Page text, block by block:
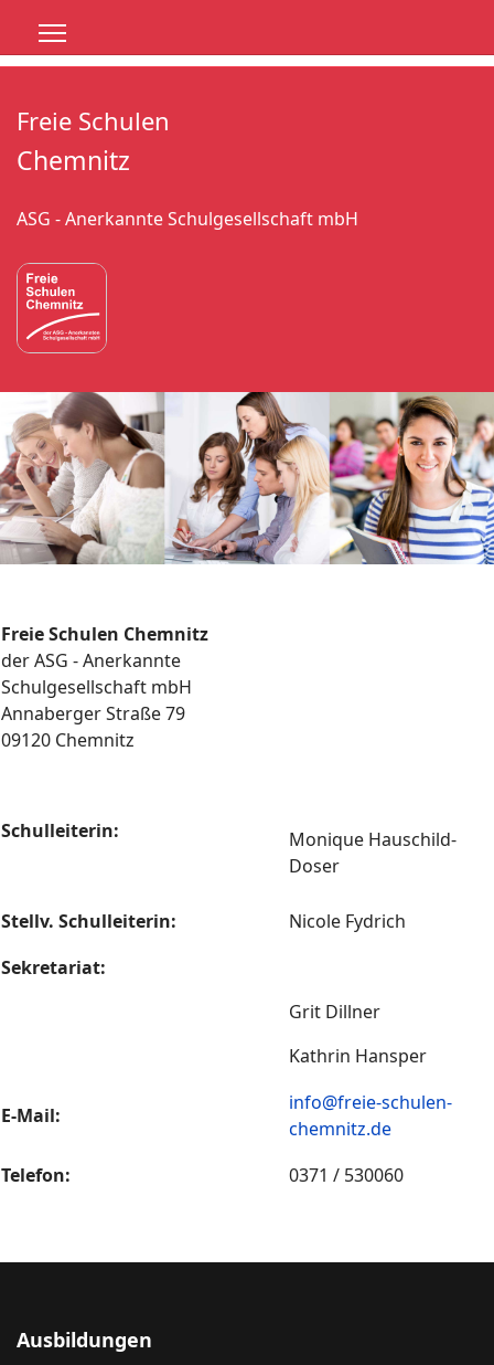
Freie Schulen
Chemnitz
ASG - Anerkannte Schulgesellschaft mbH
Freie Schulen Chemnitz
der ASG - Anerkannte
Schulgesellschaft mbH
Annaberger Straße 79
09120 Chemnitz
Schulleiterin:
Monique Hauschild-
Doser
Stellv. Schulleiterin:
Nicole Fydrich
Sekretariat:
Grit Dillner
Kathrin Hansper
E-Mail:
info@freie-schulen-
chemnitz.de
Telefon:
0371 / 530060
Ausbildungen